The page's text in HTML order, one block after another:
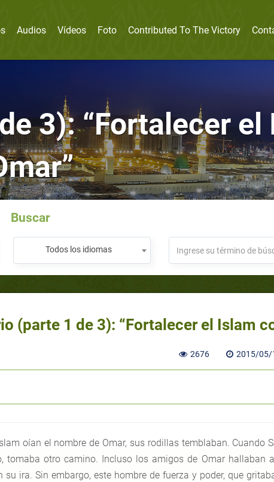
Audios Vídeos Foto Contributed To The Victory
3): “Fortalecer el
Buscar
Todos los idiomas
(parte 1 de 3): “Fortalecer el Islam
2676 2015/05/
oían el nombre de Omar, sus rodillas temblaban. Cuando
tomaba otro camino. Incluso los amigos de Omar hallaban
ira. Sin embargo, este hombre de fuerza y poder, que